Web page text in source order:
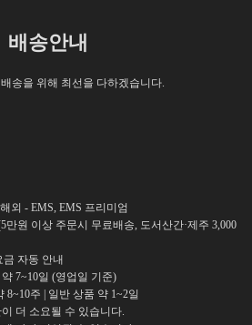
배송안내
송을 위해 최선을 다하겠습니다.
외 - EMS, EMS 프리미엄
만원 이상 주문시 무료배송, 도서산간·제주 3,000
자동 안내
7~10일 (영업일 기준)
주 | 일반 상품 약 1~2일
더 소요될 수 있습니다.